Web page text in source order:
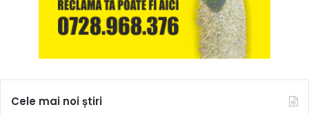
Cele mai noi știri